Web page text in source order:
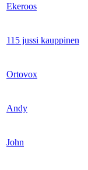
Ekeroos
115 jussi kauppinen
Ortovox
Andy
John